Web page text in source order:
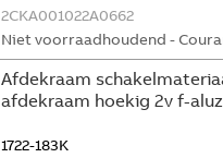
2CKA001022A0662
Niet voorraadhoudend -
Afdekraam
afdekraam hoekig 2v f-
1722-183K